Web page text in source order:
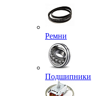
Ремни
Подшипники